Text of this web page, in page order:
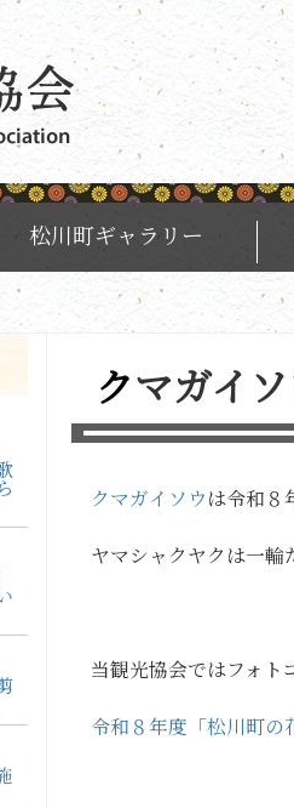
松川町ギャラリー
クマガイ
クマガイソウは令和８
ヤマシャクヤクは一輪
当観光協会ではフォト
令和８年度「松川町の